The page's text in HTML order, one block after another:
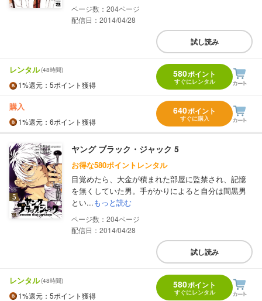
204
配信日：2014/04/28
試し読み
レンタル(48時間)
1%還元 ：5ポイント獲得
580ポイント
すぐにレンタル
購入
1%還元 ：6ポイント獲得
640ポイント
すぐに購入
ヤング ブラック・ジャック 5
お得な580ポイントレンタル
目覚めたら、大金が積まれた部屋に監禁され、記憶
を無くしていた男。手がかりによると自分は間黒男
とい...もっと読む
204
配信日：2014/04/28
試し読み
レンタル(48時間)
1%還元 ：5ポイント獲得
580ポイント
すぐにレンタル